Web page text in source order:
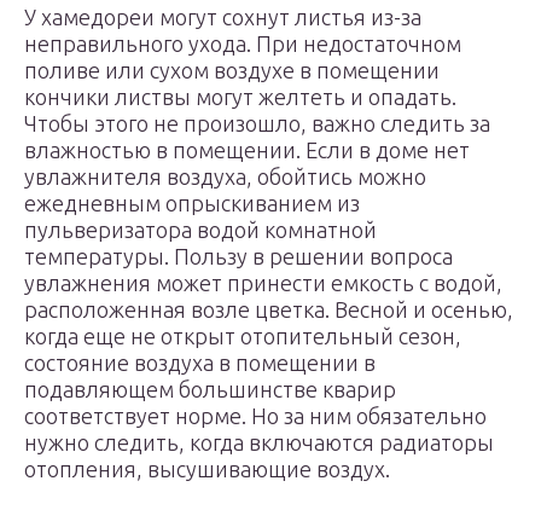
У хамедореи могут сохнут листья из-за
неправильного ухода. При недостаточном
поливе или сухом воздухе в помещении
кончики листвы могут желтеть и опадать.
Чтобы этого не произошло, важно следить за
влажностью в помещении. Если в доме нет
увлажнителя воздуха, обойтись можно
ежедневным опрыскиванием из
пульверизатора водой комнатной
температуры. Пользу в решении вопроса
увлажнения может принести емкость с водой,
расположенная возле цветка. Весной и осенью,
когда еще не открыт отопительный сезон,
состояние воздуха в помещении в
подавляющем большинстве кварир
соответствует норме. Но за ним обязательно
нужно следить, когда включаются радиаторы
отопления, высушивающие воздух.